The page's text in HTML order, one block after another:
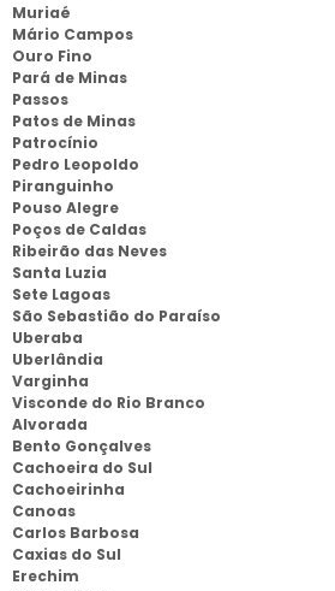
Muriaé
Mário Campos
Ouro Fino
Pará de Minas
Passos
Patos de Minas
Patrocínio
Pedro Leopoldo
Piranguinho
Pouso Alegre
Poços de Caldas
Ribeirão das Neves
Santa Luzia
Sete Lagoas
São Sebastião do Paraíso
Uberaba
Uberlândia
Varginha
Visconde do Rio Branco
Alvorada
Bento Gonçalves
Cachoeira do Sul
Cachoeirinha
Canoas
Carlos Barbosa
Caxias do Sul
Erechim